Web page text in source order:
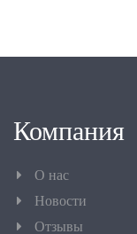
Компания
О нас
Новости
Отзывы